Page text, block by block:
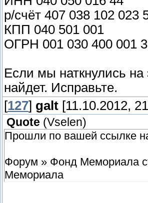
р/счёт 407 038 102 023
КПП 040 501 001
ОГРН 001 030 400 001
Если мы наткнулись
найдет. Исправьте.
[127] galt [11.10.2012,
Quote (Vselen)
Прошли по вашей ссылке
Форум » Фонд Мемориала
Мемориала